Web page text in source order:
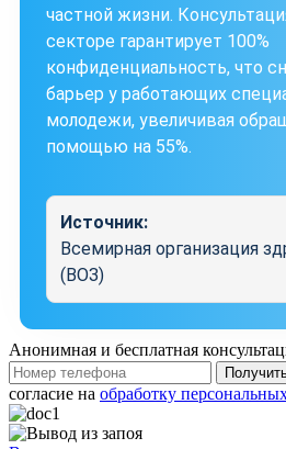
частной жизни.
секторе гарантирует 100%
конфиденциальность, что
барьер у работающих
молодежи, увеличивая
помощью на 55%.
Источник:
Всемирная организация
(ВОЗ)
Анонимная и бесплатная
согласие на обработку